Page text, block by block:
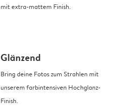
mit extra-mattem Finish.
Glänzend
Bring deine Fotos zum Strahlen mit
unserem farbintensiven Hochglanz-
Finish.